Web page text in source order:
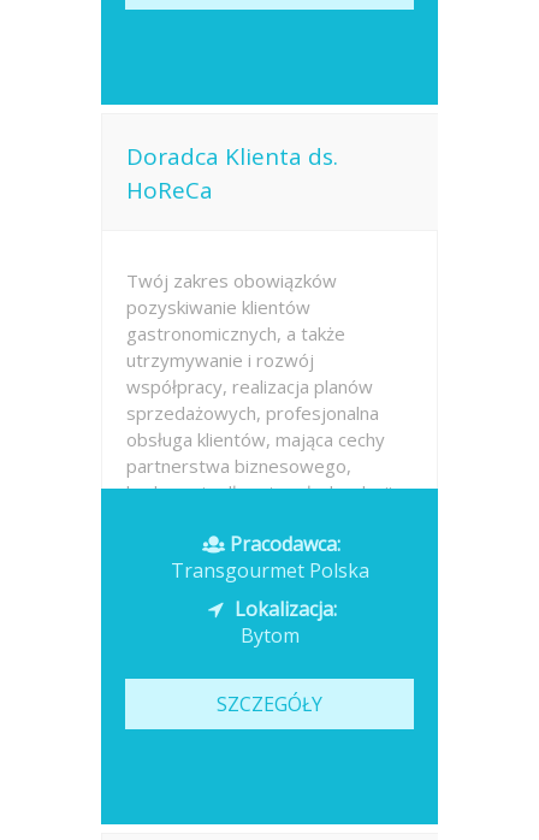
Doradca Klienta ds.
HoReCa
Twój zakres obowiązków
pozyskiwanie klientów
gastronomicznych, a także
utrzymywanie i rozwój
współpracy, realizacja planów
sprzedażowych, profesjonalna
obsługa klientów, mająca cechy
partnerstwa biznesowego,
budowanie długotrwałych relacji z
Opublikowano: dzisiaj
Pracodawca:
Transgourmet Polska
Lokalizacja:
Bytom
SZCZEGÓŁY